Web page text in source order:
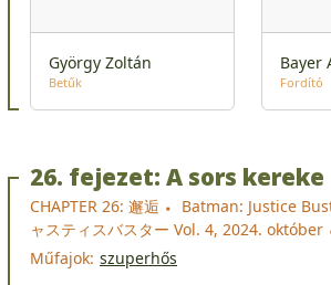
György Zoltán
Betűk
Bayer
Fordító
26. fejezet: A sors kereke
CHAPTER 26: 邂逅
Batman: Justice
ャスティスバスター Vol. 4, 2024. október
Műfajok: szuperhős